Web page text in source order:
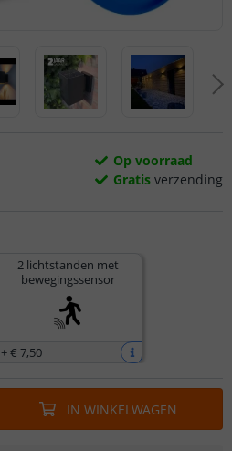
2 lichtstanden met
bewegingssensor
+€ 7,50
Op voorraad
Gratis verzending
IN WINKELWAGEN